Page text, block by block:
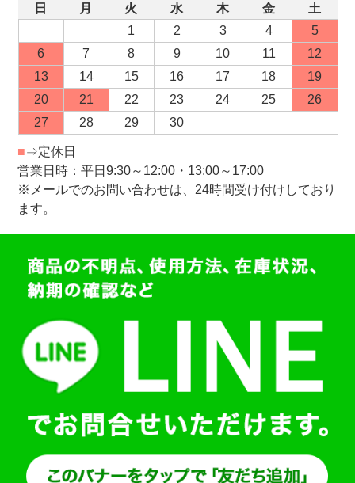
日
月 火 水 木 金
土
1
2 3 4
5
6
7 8 9 10 11
12
13
14 15 16 17 18
19
20
21 22 23 24 25
26
27
28 29 30
■⇒定休日
営業日時：平日9:30～12:00・13:00～17:00
※メールでのお問い合わせは、24時間受け付けしており
ます。